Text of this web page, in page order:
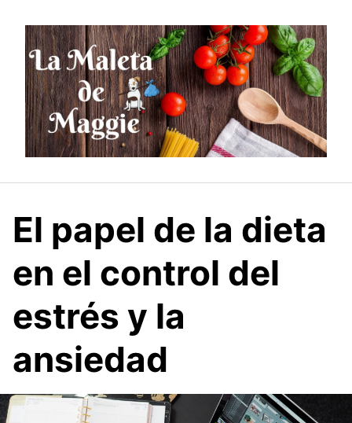
contenido
El papel de la dieta
en el control del
estrés y la
ansiedad